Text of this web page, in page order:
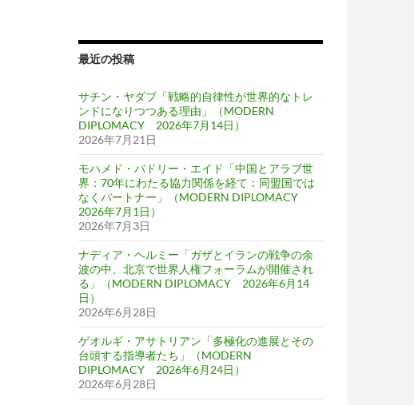
最近の投稿
サチン・ヤダブ「戦略的自律性が世界的なトレ
ンドになりつつある理由」（MODERN
DIPLOMACY 2026年7月14日）
2026年7月21日
モハメド・バドリー・エイド「中国とアラブ世
界：70年にわたる協力関係を経て：同盟国では
なくパートナー」（MODERN DIPLOMACY
2026年7月1日）
2026年7月3日
ナディア・ヘルミー「ガザとイランの戦争の余
波の中、北京で世界人権フォーラムが開催され
る」（MODERN DIPLOMACY 2026年6月14
日）
2026年6月28日
ゲオルギ・アサトリアン「多極化の進展とその
台頭する指導者たち」（MODERN
DIPLOMACY 2026年6月24日）
2026年6月28日